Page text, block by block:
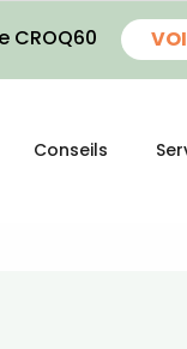
CROQ60
Conseils